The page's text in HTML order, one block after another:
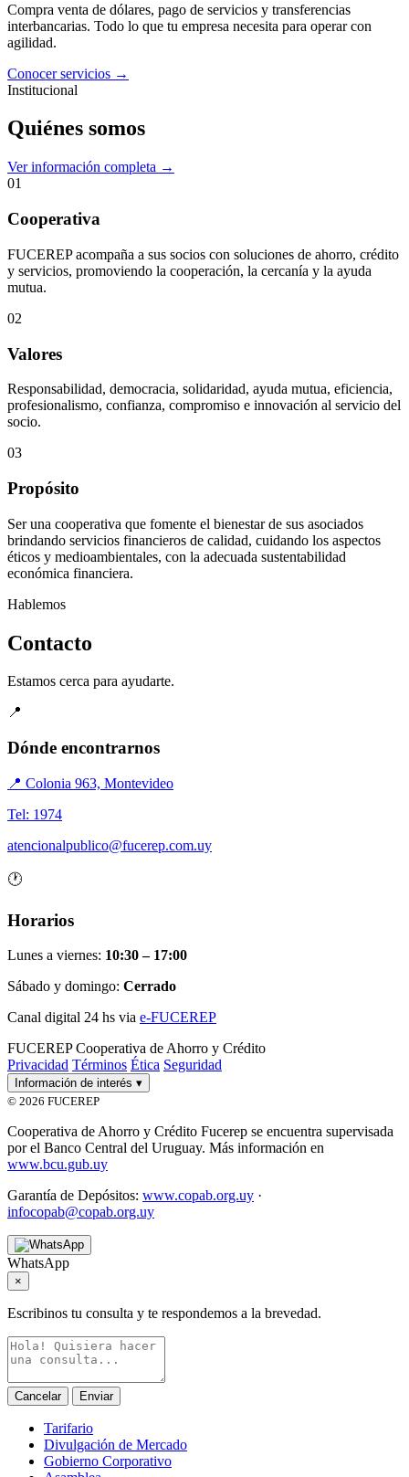
Compra venta de dólares, pago de servicios y transferencias
interbancarias. Todo lo que tu empresa necesita para operar con
agilidad.
Conocer servicios →
Institucional
Quiénes somos
Ver información completa →
01
Cooperativa
FUCEREP acompaña a sus socios con soluciones de ahorro, crédito
y servicios, promoviendo la cooperación, la cercanía y la ayuda
mutua.
02
Valores
Responsabilidad, democracia, solidaridad, ayuda mutua, eficiencia,
profesionalismo, confianza, compromiso e innovación al servicio del
socio.
03
Propósito
Ser una cooperativa que fomente el bienestar de sus asociados
brindando servicios financieros de calidad, cuidando los aspectos
éticos y medioambientales, con la adecuada sustentabilidad
económica financiera.
Hablemos
Contacto
Estamos cerca para ayudarte.
📍
Dónde encontrarnos
📍 Colonia 963, Montevideo
Tel: 1974
atencionalpublico@fucerep.com.uy
🕐
Horarios
Lunes a viernes: 10:30 – 17:00
Sábado y domingo: Cerrado
Canal digital 24 hs via e-FUCEREP
FUCEREP Cooperativa de Ahorro y Crédito
Privacidad Términos Ética Seguridad
Información de interés ▾
© 2026 FUCEREP
Cooperativa de Ahorro y Crédito Fucerep se encuentra supervisada
por el Banco Central del Uruguay. Más información en
www.bcu.gub.uy
Garantía de Depósitos: www.copab.org.uy ·
infocopab@copab.org.uy
WhatsApp
×
Escribinos tu consulta y te respondemos a la brevedad.
Cancelar Enviar
Tarifario
Divulgación de Mercado
Gobierno Corporativo